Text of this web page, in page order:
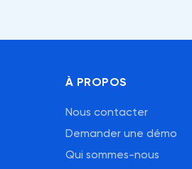
À PROPOS
Nous contacter
Demander une démo
Qui sommes-nous